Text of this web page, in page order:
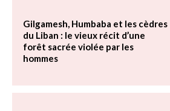
Gilgamesh, Humbaba et les cèdres
du Liban : le vieux récit d’une
forêt sacrée violée par les
hommes